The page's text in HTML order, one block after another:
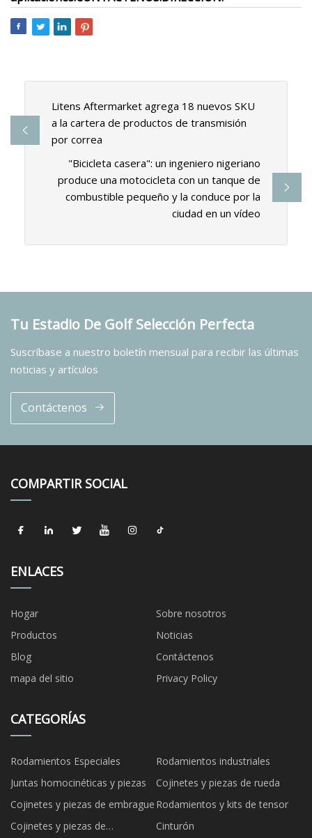
Litens Aftermarket agrega 18 nuevos SKU
a la cartera de productos de transmisión
por correa
"Bicicleta casera": un ingeniero nigeriano
produce una motocicleta con un tanque de
combustible pequeño y la conduce por la
ciudad en un vídeo
Tu Estadio De Golf Selección Perfecta
Suscríbase a nuestro boletín mensual para recibir las últimas
noticias y artículos
Contáctenos
COMPARTIR SOCIAL
ENLACES
Hogar
Sobre nosotros
Productos
Noticias
Blog
Contáctenos
mapa del sitio
Privacy Policy
CATEGORÍAS
Rodamientos Especiales
Rodamientos industriales
Juntas homocinéticas y piezas
Cojinetes y piezas de rueda
Cojinetes y piezas de embrague Rodamientos y kits de tensor
Cojinetes y piezas de
Cinturón